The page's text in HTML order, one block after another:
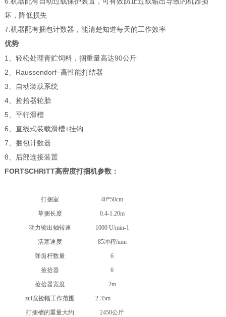
坏，降低损失
7.机器配有捆包计数器，能清楚知道每天的工作效率
优势
1、轻松处理青贮饲料，捆重量高达90公斤
2、Raussendorf–高性能打结器
3、自动装载系统
4、捡拾器轮胎
5、平行滑槽
6、直线式装载滑槽+挂钩
7、捆包计数器
8、后部连接装置
FORTSCHRITT高密度打捆机参数：
打捆室
40*50cm
草捆长度
0.4-1.20m
动力输出轴转速
1000 U/min-1
活塞速度
85冲程/min
弹齿杆数量
6
捡拾器
6
捡拾器宽度
2m
zui宽捡幅工作范围
2.35m
打捆槽的重量大约
2450公斤